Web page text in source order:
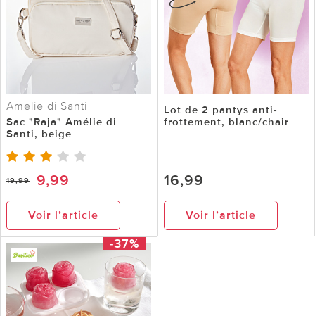
Amelie di Santi
Sac "Raja" Amélie di
Santi, beige
19,99 9,99
Voir l’article
Lot de 2 pantys anti-
frottement, blanc/chair
16,99
Voir l’article
-37%